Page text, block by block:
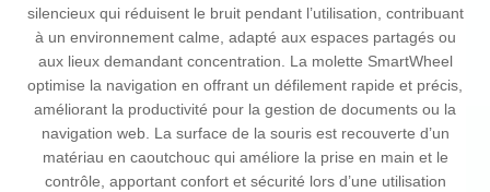
silencieux qui réduisent le bruit pendant l’utilisation, contribuant
à un environnement calme, adapté aux espaces partagés ou
aux lieux demandant concentration. La molette SmartWheel
optimise la navigation en offrant un défilement rapide et précis,
améliorant la productivité pour la gestion de documents ou la
navigation web. La surface de la souris est recouverte d’un
matériau en caoutchouc qui améliore la prise en main et le
contrôle, apportant confort et sécurité lors d’une utilisation